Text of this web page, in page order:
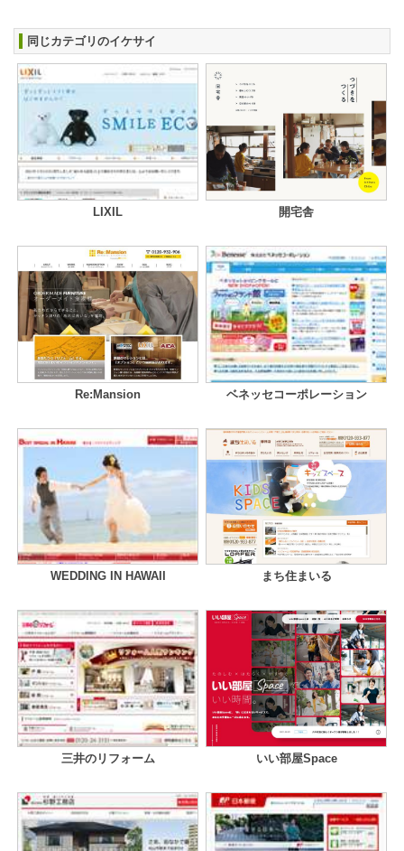
同じカテゴリのイケサイ
LIXIL 開宅舎
Re:Mansion ベネッセコーポレーション
WEDDING IN HAWAII まち住まいる
三井のリフォーム いい部屋Space